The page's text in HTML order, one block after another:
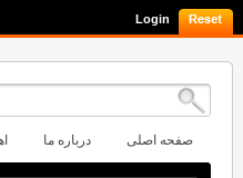
Login
درباره ما صفحه اصلی